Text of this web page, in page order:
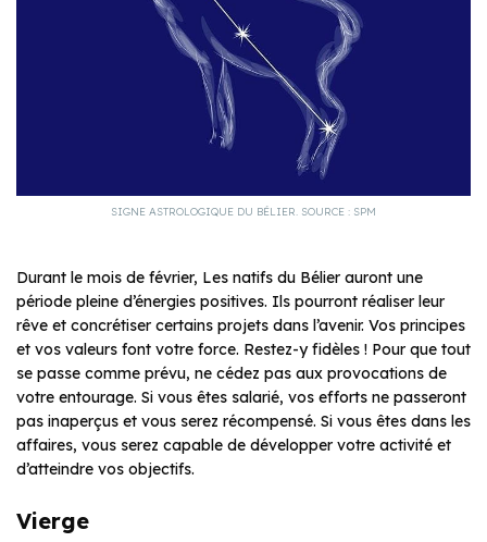
SIGNE ASTROLOGIQUE DU BÉLIER. SOURCE : SPM
Durant le mois de février, Les natifs du Bélier auront une
période pleine d’énergies positives. Ils pourront réaliser leur
rêve et concrétiser certains projets dans l’avenir. Vos principes
et vos valeurs font votre force. Restez-y fidèles ! Pour que tout
se passe comme prévu, ne cédez pas aux provocations de
votre entourage. Si vous êtes salarié, vos efforts ne passeront
pas inaperçus et vous serez récompensé. Si vous êtes dans les
affaires, vous serez capable de développer votre activité et
d’atteindre vos objectifs.
Vierge